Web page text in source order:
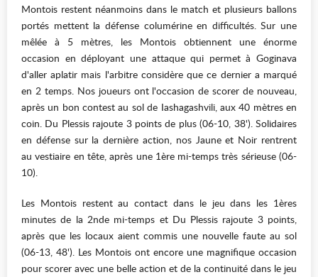
Montois restent néanmoins dans le match et plusieurs ballons
portés mettent la défense columérine en difficultés. Sur une
mêlée à 5 mètres, les Montois obtiennent une énorme
occasion en déployant une attaque qui permet à Goginava
d'aller aplatir mais l'arbitre considère que ce dernier a marqué
en 2 temps. Nos joueurs ont l'occasion de scorer de nouveau,
après un bon contest au sol de Iashagashvili, aux 40 mètres en
coin. Du Plessis rajoute 3 points de plus (06-10, 38'). Solidaires
en défense sur la dernière action, nos Jaune et Noir rentrent
au vestiaire en tête, après une 1ère mi-temps très sérieuse (06-
10).
Les Montois restent au contact dans le jeu dans les 1ères
minutes de la 2nde mi-temps et Du Plessis rajoute 3 points,
après que les locaux aient commis une nouvelle faute au sol
(06-13, 48'). Les Montois ont encore une magnifique occasion
pour scorer avec une belle action et de la continuité dans le jeu